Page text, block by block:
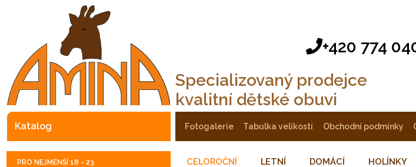
Specializovaný prodejce
kvalitní dětské obuvi
+420 774
katalog fotogalerie tabulka velikostí obchodní podmínky
PRO NEJMENŠÍ 18 - 23 CELOROČNÍ LETNÍ DOMÁCÍ HOLÍNKY